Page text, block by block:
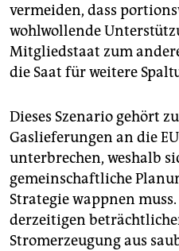
vermeiden, dass
wohlwollende
Mitgliedstaat zum
die Saat für weitere
Dieses Szenario gehört
Gaslieferungen an die
unterbrechen, weshalb
gemeinschaftliche
Strategie wappnen
derzeitigen
Stromerzeugung aus